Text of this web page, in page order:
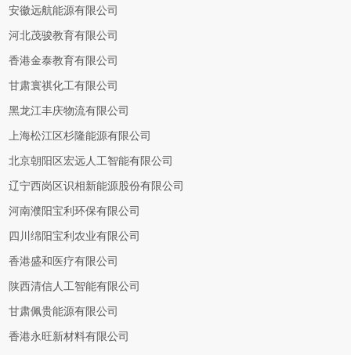
安徽远航能源有限公司
河北茂骏教育有限公司
香港金泰教育有限公司
甘肃寰祺化工有限公司
黑龙江丰庆物流有限公司
上海松江区杉隆能源有限公司
北京朝阳区宏远人工智能有限公司
辽宁西岗区识相新能源股份有限公司
河南濮阳宝利环保有限公司
四川绵阳宝利农业有限公司
香港盛和医疗有限公司
陕西清信人工智能有限公司
甘肃佩贵能源有限公司
香港永旺新材料有限公司